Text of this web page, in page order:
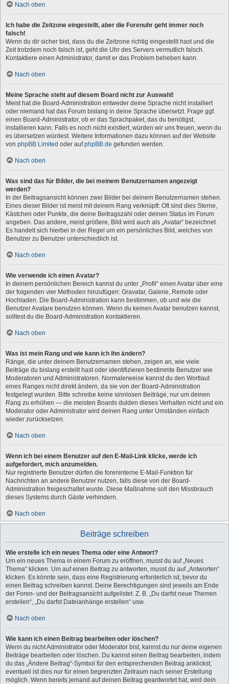
Nach oben
Ich habe die Zeitzone eingestellt, aber die Forenuhr geht immer noch
falsch!
Wenn du dir sicher bist, dass du die Zeitzone richtig eingestellt hast und die
Zeit trotzdem noch falsch ist, geht die Uhr des Servers vermutlich falsch.
Kontaktiere einen Administrator, damit er das Problem beheben kann.
Nach oben
Meine Sprache steht auf diesem Board nicht zur Auswahl!
Meist hat die Board-Administration entweder deine Sprache nicht installiert
oder niemand hat das Forum bislang in deine Sprache übersetzt. Frage ggf.
einen Board-Administrator, ob er das Sprachpaket, das du benötigst,
installieren kann. Falls es noch nicht existiert, würden wir uns freuen, wenn du
es übersetzen würdest. Weitere Informationen dazu können auf der Website
von phpBB Limited oder aufphpBB.de gefunden werden.
Nach oben
Was sind das für Bilder, die bei meinem Benutzernamen angezeigt
werden?
In der Beitragsansicht können zwei Bilder bei deinem Benutzernamen stehen.
Eines dieser Bilder ist meist mit deinem Rang verknüpft: Oft sind dies Sterne,
Kästchen oder Punkte, die deine Beitragszahl oder deinen Status im Forum
angeben. Das andere, meist größere, Bild wird auch als „Avatar“ bezeichnet.
Es handelt sich hierbei in der Regel um ein persönliches Bild, welches von
Benutzer zu Benutzer unterschiedlich ist.
Nach oben
Wie verwende ich einen Avatar?
In deinem persönlichen Bereich kannst du unter „Profil“ einen Avatar über eine
der folgenden vier Methoden hinzufügen: Gravatar, Galerie, Remote oder
Hochladen. Die Board-Administration kann bestimmen, ob und wie die
Benutzer Avatare benutzen können. Wenn du keinen Avatar benutzen kannst,
solltest du die Board-Administration kontaktieren.
Nach oben
Was ist mein Rang und wie kann ich ihn ändern?
Ränge, die unter deinem Benutzernamen stehen, zeigen an, wie viele
Beiträge du bislang erstellt hast oder identifizieren bestimmte Benutzer wie
Moderatoren und Administratoren. Normalerweise kannst du den Wortlaut
eines Ranges nicht direkt ändern, da sie von der Board-Administration
festgelegt wurden. Bitte schreibe keine sinnlosen Beiträge, nur um deinen
Rang zu erhöhen — die meisten Boards dulden dieses Verhalten nicht und ein
Moderator oder Administrator wird deinen Rang unter Umständen einfach
wieder zurücksetzen.
Nach oben
Wenn ich bei einem Benutzer auf den E-Mail-Link klicke, werde ich
aufgefordert, mich anzumelden.
Nur registrierte Benutzer dürfen die foreninterne E-Mail-Funktion für
Nachrichten an andere Benutzer nutzen, falls diese von der Board-
Administration freigeschaltet wurde. Diese Maßnahme soll den Missbrauch
dieses Systems durch Gäste verhindern.
Nach oben
Beiträge schreiben
Wie erstelle ich ein neues Thema oder eine Antwort?
Um ein neues Thema in einem Forum zu eröffnen, musst du auf „Neues
Thema“ klicken. Um auf einen Beitrag zu antworten, musst du auf „Antworten“
klicken. Es könnte sein, dass eine Registrierung erforderlich ist, bevor du
einen Beitrag schreiben kannst. Deine Berechtigungen sind jeweils am Ende
der Foren- und der Beitragsansicht aufgelistet. Z. B. „Du darfst neue Themen
erstellen“, „Du darfst Dateianhänge erstellen“ usw.
Nach oben
Wie kann ich einen Beitrag bearbeiten oder löschen?
Wenn du nicht Administrator oder Moderator bist, kannst du nur deine eigenen
Beiträge bearbeiten oder löschen. Du kannst einen Beitrag bearbeiten, indem
du das „Ändere Beitrag“-Symbol für den entsprechenden Beitrag anklickst;
eventuell ist dies nur für einen begrenzten Zeitraum nach seiner Erstellung
möglich. Wenn bereits jemand auf deinen Beitrag geantwortet hat, wird dein